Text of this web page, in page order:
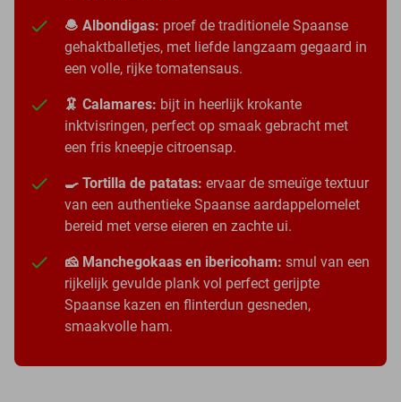
🧆 Albondigas: proef de traditionele Spaanse
gehaktballetjes, met liefde langzaam gegaard in
een volle, rijke tomatensaus.
🦑 Calamares: bijt in heerlijk krokante
inktvisringen, perfect op smaak gebracht met
een fris kneepje citroensap.
🍳 Tortilla de patatas: ervaar de smeuïge textuur
van een authentieke Spaanse aardappelomelet
bereid met verse eieren en zachte ui.
🧀 Manchegokaas en ibericoham: smul van een
rijkelijk gevulde plank vol perfect gerijpte
Spaanse kazen en flinterdun gesneden,
smaakvolle ham.